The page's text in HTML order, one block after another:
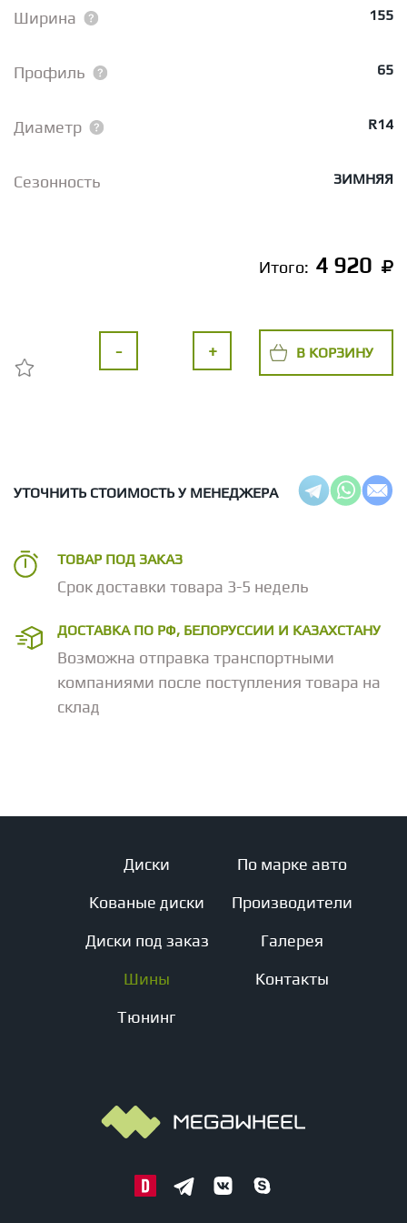
Ширина 155
Профиль 65
Диаметр R14
Сезонность ЗИМНЯЯ
Итого: 4 920
- + В КОРЗИНУ
УТОЧНИТЬ СТОИМОСТЬ У МЕНЕДЖЕРА
ТОВАР ПОД ЗАКАЗ
Срок доставки товара 3-5 недель
ДОСТАВКА ПО РФ, БЕЛОРУССИИ И КАЗАХСТАНУ
Возможна отправка транспортными
компаниями после поступления товара на
склад
Диски
Кованые диски
Диски под заказ
Шины
Тюнинг
По марке авто
Производители
Галерея
Контакты